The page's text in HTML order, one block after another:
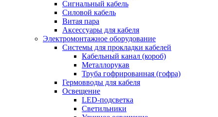
Сигнальный кабель
Силовой кабель
Витая пара
Аксессуары для кабеля
Электромонтажное оборудование
Системы для прокладки кабелей
Кабельный канал (короб)
Металлорукав
Труба гофрированная (гофра)
Гермовводы для кабеля
Освещение
LED-подсветка
Светильники